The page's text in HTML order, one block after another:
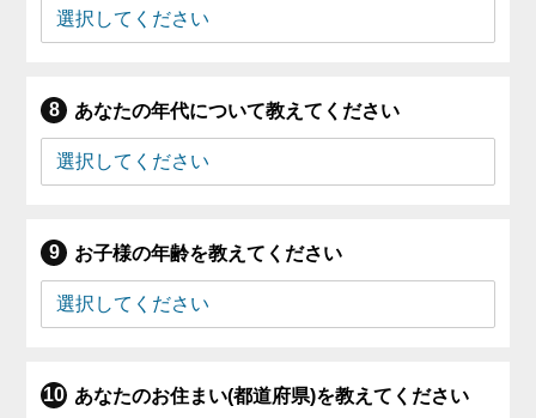
あなたの年代について教えてください
お子様の年齢を教えてください
あなたのお住まい(都道府県)を教えてください